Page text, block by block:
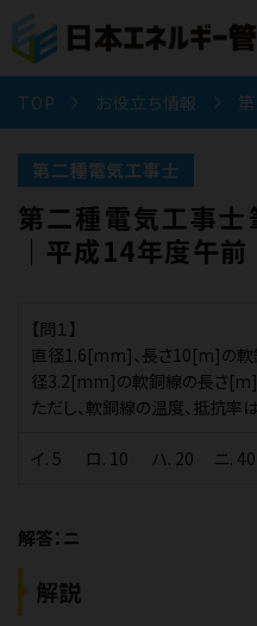
TOP お役立ち情報
第二種電気工事士
第二種電気工事
｜平成14年度午前
【問１】
直径1.6[mm]、長さ10[m]の軟
径3.2[mm]の軟銅線の長さ[m]
ただし、軟銅線の温度、抵抗率
イ. 5 ロ. 10 ハ. 20 ニ. 40
解答：ニ
解説